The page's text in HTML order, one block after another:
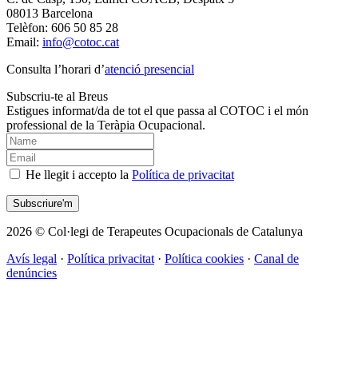
08013 Barcelona
Telèfon: 606 50 85 28
Email: info@cotoc.cat
Consulta l’horari d’atenció presencial
Subscriu-te al Breus
Estigues informat/da de tot el que passa al COTOC i el món
professional de la Teràpia Ocupacional.
He llegit i accepto la Política de privacitat
2026 © Col·legi de Terapeutes Ocupacionals de Catalunya
Avís legal · Política privacitat · Política cookies · Canal de
denúncies